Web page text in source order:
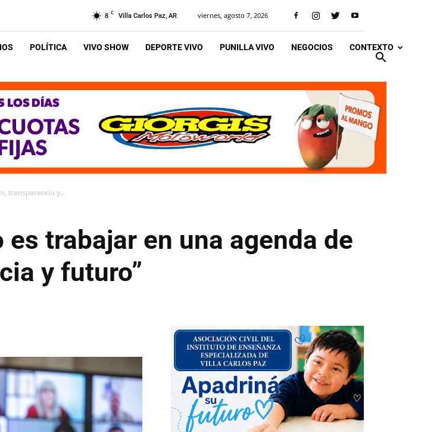
8 C Villa Carlos Paz, AR viernes, agosto 7, 2026
POLÍTICA VIVO SHOW DEPORTE VIVO PUNILLA VIVO NEGOCIOS CONTEXTO
transparencia y...
trabajar en una agenda de
y futuro”